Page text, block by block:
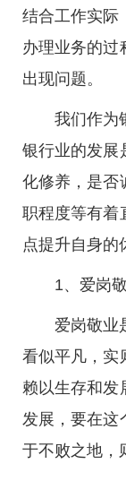
结合工作实际
办理业务的过
出现问题。
我们作为
银行业的发展
化修养，是否
职程度等有着
点提升自身的
1、爱岗
爱岗敬业
看似平凡，实
赖以生存和发
发展，要在这
于不败之地，